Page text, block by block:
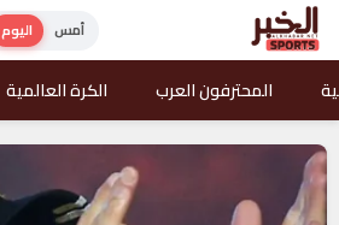
أمس اليوم
المحترفون العرب الكرة العالمية